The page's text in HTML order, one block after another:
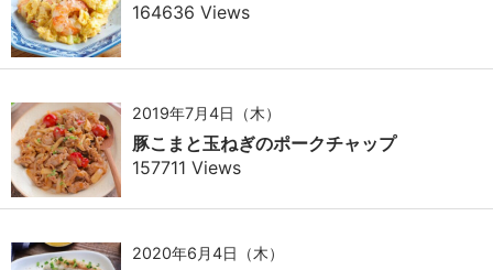
164636 Views
2019年7月4日（木）
豚こまと玉ねぎのポークチャップ
157711 Views
2020年6月4日（木）